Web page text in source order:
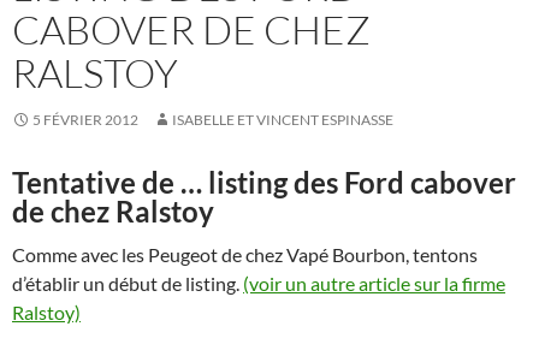
CABOVER DE CHEZ
RALSTOY
5 FÉVRIER 2012 ISABELLE ET VINCENT ESPINASSE
Tentative de … listing des Ford cabover
de chez Ralstoy
Comme avec les Peugeot de chez Vapé Bourbon, tentons
d’établir un début de listing. (voir un autre article sur la firme
Ralstoy)